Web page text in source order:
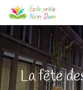
La fête